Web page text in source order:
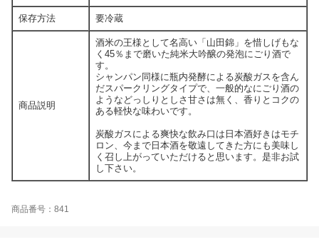
保存方法 要冷蔵
商品説明
酒米の王様として名高い「山田錦」を惜しげもな
く45％まで磨いた純米大吟醸の発泡にごり酒で
す。
シャンパン同様に瓶内発酵による炭酸ガスを含ん
だスパークリングタイプで、一般的なにごり酒の
ようなどっしりとしさ甘さは無く、香りとコクの
ある軽快な味わいです。
炭酸ガスによる爽快な飲み口は日本酒好きはモチ
ロン、今まで日本酒を敬遠してきた方にも美味し
く召し上がっていただけると思います。是非お試
し下さい。
商品番号：841